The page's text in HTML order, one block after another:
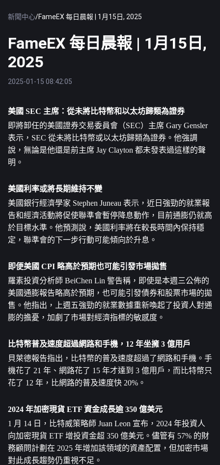
新聞中心/FameEX 每日晨報 | 1月15日, 2025
FameEX 每日晨報 | 1月15日,
2025
2025-01-15 08:42:05
美國 SEC 主席：從未將 比特幣和以太坊歸類為證券
即將卸任的美國證券交易委員會（SEC）主席 Gary Gensler
表示，SEC 從未將比特幣或以太坊歸類為證券。他強調
說，無論是他還是前主席 Jay Clayton 都未發表過這樣的聲
明。
美國利率或將長期維持不變
美國銀行經濟學家 Stephen Juneau 表示，近日強勁的就業報
告和經濟活動將促使聯準會暫停降息動作，目前通膨仍就高
於目標水準。他預測說，美國利率將在較長時間內保持穩
定，聯準會的下一步行動可能傾向於升息。
即便美國 CPI 略高於預期也可能引發市場拋售
羅素投資分析師 BeiChen Lin 警告稱，即使是本週三公佈的
美國通膨報告略高於預期，也可能引發債券和股票市場的拋
售。他指出，上週五強勁的就業數據重新喚起了投資人對通
膨的擔憂，加劇了市場對經濟指標的敏感度。
比特幣普及速度超過網路和手機，12 年坐擁 3 億用戶
貝萊德報告指出，比特幣的普及速度超過了網路和手機。手
機花了 21 年、網路花了 15 年才達到 3 億用戶，而比特幣只
花了 12 年，比網路的普及速度快 20%。
2024 年加密現貨 ETF 資金成長逾 350 億美元
1 月 14 日，比特威策略師 Juan Leon 宣布，2024 年投資人
向加密現貨 ETF 增投資金超 350 億美元。儘管有 57% 的財
務顧問計劃在 2025 年增加該領域的資產配置，但加密市場
對此成長趨勢仍重視不足。